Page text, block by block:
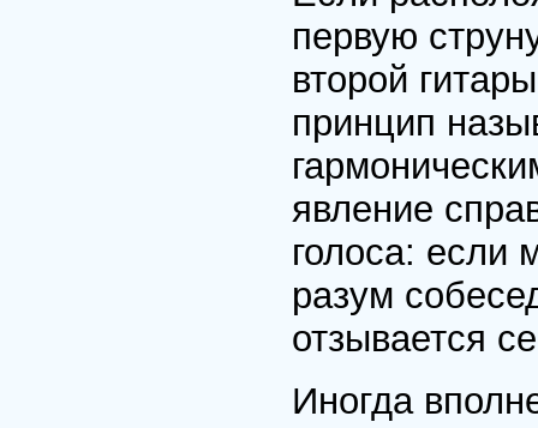
первую
второй
принцип
явление
голоса: если
разум
отзывается
Иногда